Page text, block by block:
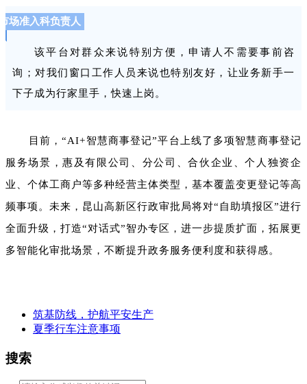
场准入科负责人
该平台对群众来说特别方便，申请人不需要事前咨
询；对我们窗口工作人员来说也特别友好，让业务新手一
下子成为行家里手，快速上岗。
目前，“AI+智慧商事登记”平台上线了多项智慧商事登记
服务场景，惠及有限公司、分公司、合伙企业、个人独资企
业、个体工商户等多种经营主体类型，基本覆盖变更登记等高
频事项。未来，昆山高新区行政审批局将对“自助填报区”进行
全面升级，打造“对话式”智办专区，进一步提质扩面，拓展更
多智能化审批场景，不断提升政务服务便利度和获得感。
筑基防线，护航平安生产
夏季行车注意事项
搜索